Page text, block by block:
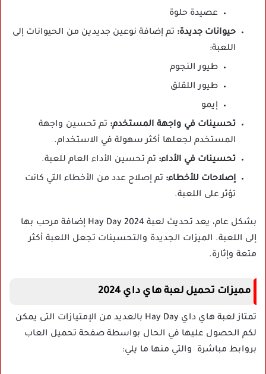
عصيدة حلوة
حيوانات جديدة: تم إضافة نوعين جديدين من الحيوانات إلى
اللعبة:
طيور النجوم
طيور اللقلق
إيمو
تحسينات في واجهة المستخدم: تم تحسين واجهة
المستخدم لجعلها أكثر سهولة في الاستخدام.
تحسينات في الأداء: تم تحسين الأداء العام للعبة.
إصلاحات للأخطاء: تم إصلاح عدد من الأخطاء التي كانت
تؤثر على اللعبة.
بشكل عام، يعد تحديث لعبة Hay Day 2024 إضافة مرحب بها
إلى اللعبة. الميزات الجديدة والتحسينات تجعل اللعبة أكثر
متعة وإثارة.
مميزات تحميل لعبة هاي داي 2024
تمتاز لعبة هاي داي Hay Day بالعديد من الإمتيازات التى يمكن
لكم الحصول عليها في الحال بواسطة صفحة تحميل العاب
بروابط مباشرة والتي منها ما يلي: